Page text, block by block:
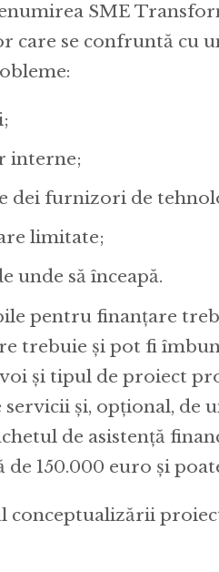
SME
care se confruntă cu
interne;
dei furnizori de
limitate;
unde să înceapă.
pentru finanțare
trebuie și pot fi
și tipul de proiect
servicii și, opțional, de
de asistență
de 150.000 euro și
conceptualizării